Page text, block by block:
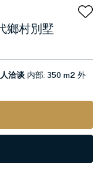
鄉村別墅
洽谈 内部:350 m2外